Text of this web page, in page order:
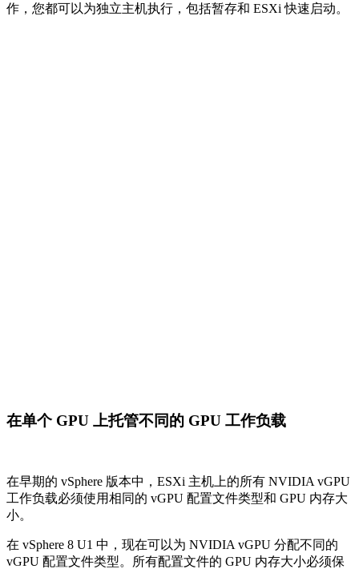
作，您都可以为独立主机执行，包括暂存和 ESXi 快速启动。
CloudInit 或 vAppConfig 的映像。
增强的 vSphere Green 衡量指标